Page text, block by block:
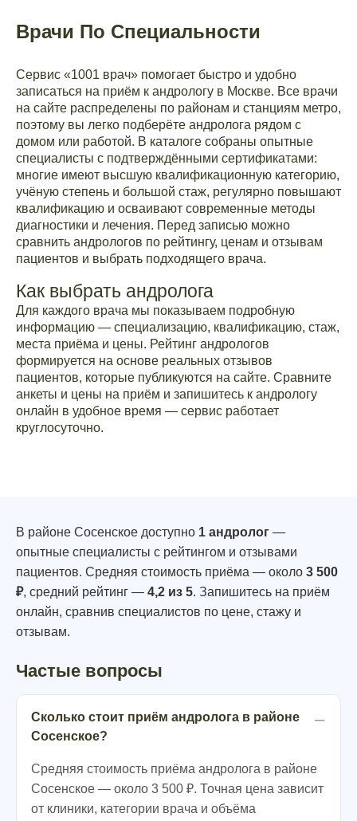
Врачи По Специальности
Сервис «1001 врач» помогает быстро и удобно
записаться на приём к андрологу в Москве. Все врачи
на сайте распределены по районам и станциям метро,
поэтому вы легко подберёте андролога рядом с
домом или работой. В каталоге собраны опытные
специалисты с подтверждёнными сертификатами:
многие имеют высшую квалификационную категорию,
учёную степень и большой стаж, регулярно повышают
квалификацию и осваивают современные методы
диагностики и лечения. Перед записью можно
сравнить андрологов по рейтингу, ценам и отзывам
пациентов и выбрать подходящего врача.
Как выбрать андролога
Для каждого врача мы показываем подробную
информацию — специализацию, квалификацию, стаж,
места приёма и цены. Рейтинг андрологов
формируется на основе реальных отзывов
пациентов, которые публикуются на сайте. Сравните
анкеты и цены на приём и запишитесь к андрологу
онлайн в удобное время — сервис работает
круглосуточно.
В районе Сосенское доступно 1 андролог —
опытные специалисты с рейтингом и отзывами
пациентов. Средняя стоимость приёма — около 3 500
₽, средний рейтинг — 4,2 из 5. Запишитесь на приём
онлайн, сравнив специалистов по цене, стажу и
отзывам.
Частые вопросы
Сколько стоит приём андролога в районе
Сосенское?
Средняя стоимость приёма андролога в районе
Сосенское — около 3 500 ₽. Точная цена зависит
от клиники, категории врача и объёма